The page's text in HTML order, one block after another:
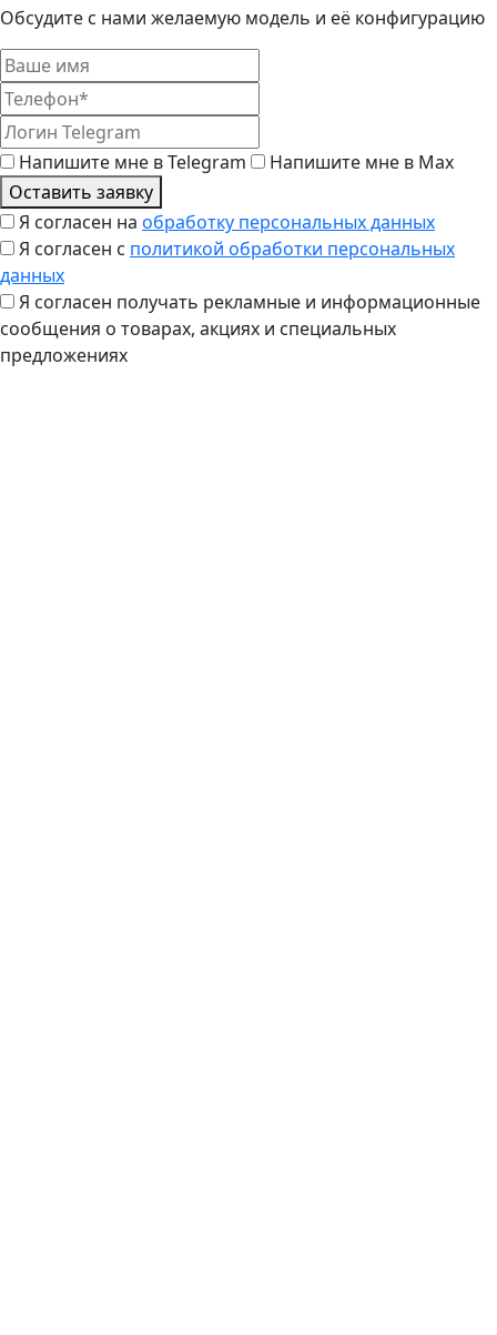
Обсудите с нами желаемую модель и её конфигурацию
Напишите мне в Telegram
Напишите мне в Max
Оставить заявку
Я согласен на обработку персональных данных
Я согласен с политикой обработки персональных
данных
Я согласен получать рекламные и информационные
сообщения о товарах, акциях и специальных
предложениях